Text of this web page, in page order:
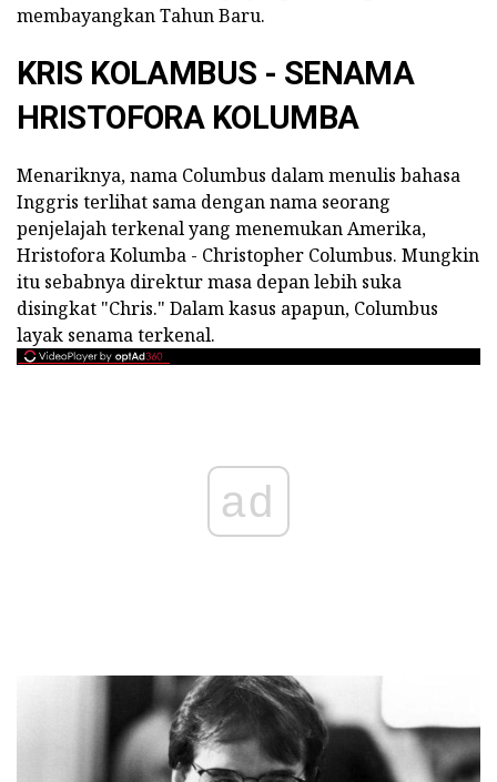
membayangkan Tahun Baru.
KRIS KOLAMBUS - SENAMA
HRISTOFORA KOLUMBA
Menariknya, nama Columbus dalam menulis bahasa
Inggris terlihat sama dengan nama seorang
penjelajah terkenal yang menemukan Amerika,
Hristofora Kolumba - Christopher Columbus. Mungkin
itu sebabnya direktur masa depan lebih suka
disingkat "Chris." Dalam kasus apapun, Columbus
layak senama terkenal.
ad